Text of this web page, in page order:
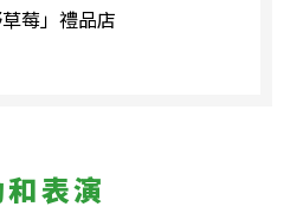
莓」禮品店
表演